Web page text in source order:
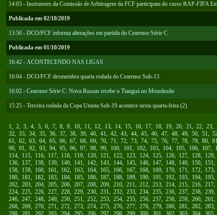
14:03 - Instrutores da Comissão de Arbitragem da FCF participam do curso RAP-FIFA
Publicada em 02/10/2019
13:50 - DCO/FCF informa alterações em partida do Cearense Série C
Publicada em 01/10/2019
16:42 - ACONTECENDO NAS LIGAS
16:04 - DCO/FCF desmembra quarta rodada do Cearense Sub-13
16:02 - Cearense Série C: Nova Russas recebe o Tianguá no Mourãozão
15:25 - Terceira rodada da Copa Uninta Sub-19 acontece nesta quarta-feira (2)
1, 2, 3, 4, 5, 6, 7, 8, 9, 10, 11, 12, 13, 14, 15, 16, 17, 18, 19, 20, 21, 22, 23,
32, 33, 34, 35, 36, 37, 38, 39, 40, 41, 42, 43, 44, 45, 46, 47, 48, 49, 50, 51,
61, 62, 63, 64, 65, 66, 67, 68, 69, 70, 71, 72, 73, 74, 75, 76, 77, 78, 79, 80,
90, 91, 92, 93, 94, 95, 96, 97, 98, 99, 100, 101, 102, 103, 104, 105, 106, 107,
114, 115, 116, 117, 118, 119, 120, 121, 122, 123, 124, 125, 126, 127, 128, 129
136, 137, 138, 139, 140, 141, 142, 143, 144, 145, 146, 147, 148, 149, 150, 151
158, 159, 160, 161, 162, 163, 164, 165, 166, 167, 168, 169, 170, 171, 172, 173
180, 181, 182, 183, 184, 185, 186, 187, 188, 189, 190, 191, 192, 193, 194, 195
202, 203, 204, 205, 206, 207, 208, 209, 210, 211, 212, 213, 214, 215, 216, 217
224, 225, 226, 227, 228, 229, 230, 231, 232, 233, 234, 235, 236, 237, 238, 239
246, 247, 248, 249, 250, 251, 252, 253, 254, 255, 256, 257, 258, 259, 260, 261
268, 269, 270, 271, 272, 273, 274, 275, 276, 277, 278, 279, 280, 281, 282, 283
290, 291, 292, 293, 294, 295, 296, 297, 298, 299, 300, 301, 302, 303, 304, 305